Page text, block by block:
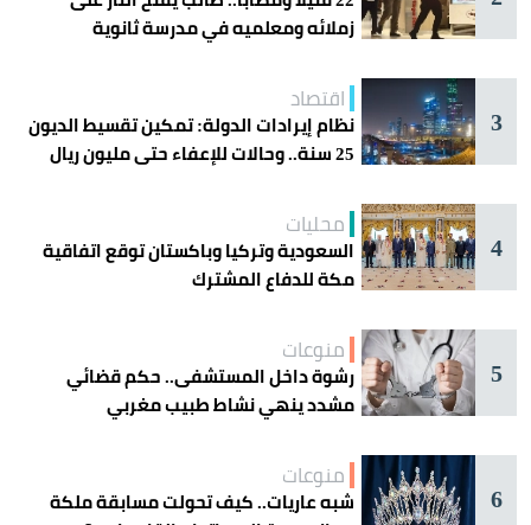
زملائه ومعلميه في مدرسة ثانوية
3
اقتصاد
نظام إيرادات الدولة: تمكين تقسيط الديون
25 سنة.. وحالات للإعفاء حتى مليون ريال
4
محليات
السعودية وتركيا وباكستان توقع اتفاقية
مكة للدفاع المشترك
5
منوعات
رشوة داخل المستشفى.. حكم قضائي
مشدد ينهي نشاط طبيب مغربي
6
منوعات
شبه عاريات.. كيف تحولت مسابقة ملكة